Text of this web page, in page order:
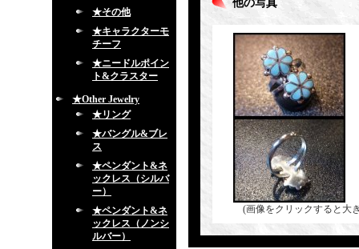
★その他
★キャラクターモ
チーフ
★ニードルポイン
ト&クラスター
★Other Jewelry
★リング
★バングル&ブレ
ス
★ペンダント&ネ
ックレス（シルバ
ー）
★ペンダント&ネ
ックレス（ノンシ
ルバー）
他の写真
(画像をクリックすると大